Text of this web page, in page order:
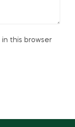
this browser